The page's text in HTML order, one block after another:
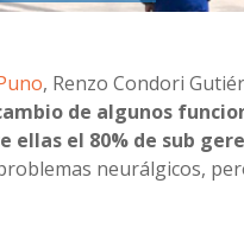
, Renzo Condori
de algunos
el 80% de sub
neurálgicos,